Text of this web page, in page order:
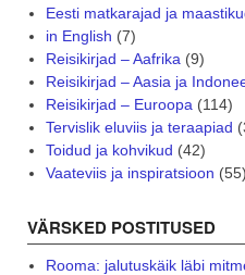
Eesti matkarajad ja
in English (7)
Reisikirjad – Aafrika (9)
Reisikirjad – Aasia ja
Reisikirjad – Euroopa (114)
Tervislik eluviis ja teraapiad
Toidud ja kohvikud (42)
Vaateviis ja inspiratsioon (55)
VÄRSKED POSTITUSED
Rooma: jalutuskäik läbi